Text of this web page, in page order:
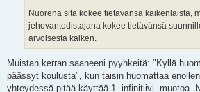
Nuorena sitä kokee tietävänsä kaikenlaista,
jehovantodistajana kokee tietävänsä
arvoisesta kaiken.
Muistan kerran saaneeni pyyhkeitä: "Kyllä
päässyt koulusta", kun taisin huomattaa
yhteydessä pitää käyttää 1. infinitiivi -muotoa.